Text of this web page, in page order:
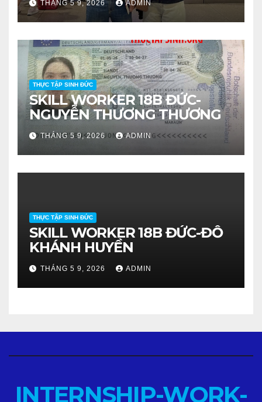
THÁNG 5 9, 2026 ADMIN
THỰC TẬP SINH ĐỨC
SKILL WORKER 18B ĐỨC-
NGUYỄN THƯƠNG THƯƠNG
THÁNG 5 9, 2026 ADMIN
THỰC TẬP SINH ĐỨC
SKILL WORKER 18B ĐỨC-ĐỖ
KHÁNH HUYỀN
THÁNG 5 9, 2026 ADMIN
INTERNSHIP-WORK-